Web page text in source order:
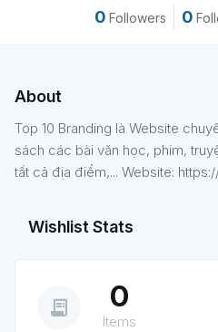
0 Followers 0
About
Top 10 Branding là Website
sách các bài văn học, phim,
tất cả địa điểm,... Website:
Wishlist Stats
receipt_long 0
Items